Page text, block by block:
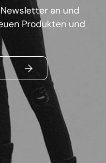
an und
Produkten und
ABSENDEN